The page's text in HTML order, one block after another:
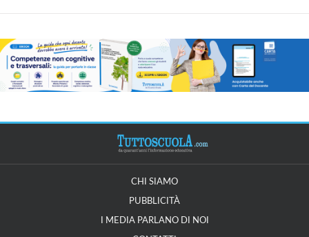
CHI SIAMO
PUBBLICITÀ
I MEDIA PARLANO DI NOI